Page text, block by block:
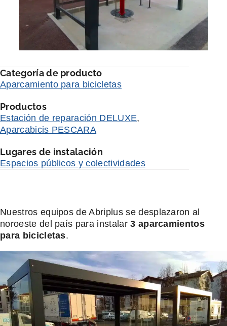
Categoría de producto
Aparcamiento para bicicletas
Productos
Estación de reparación DELUXE,
Aparcabicis PESCARA
Lugares de instalación
Espacios públicos y colectividades
Nuestros equipos de Abriplus se desplazaron al
noroeste del país para instalar3 aparcamientos
para bicicletas.